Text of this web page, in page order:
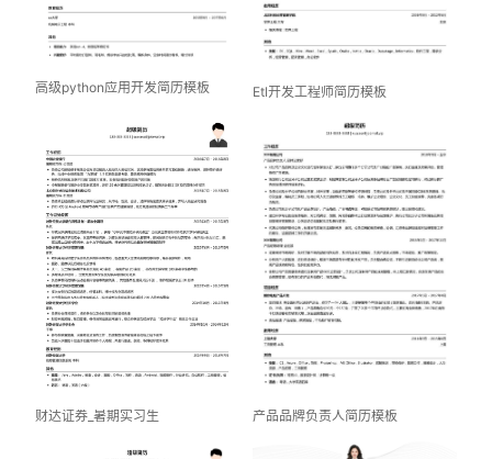
高级python应用开发简历模板 Etl开发工程师简历模板
财达证券_暑期实习生 产品品牌负责人简历模板